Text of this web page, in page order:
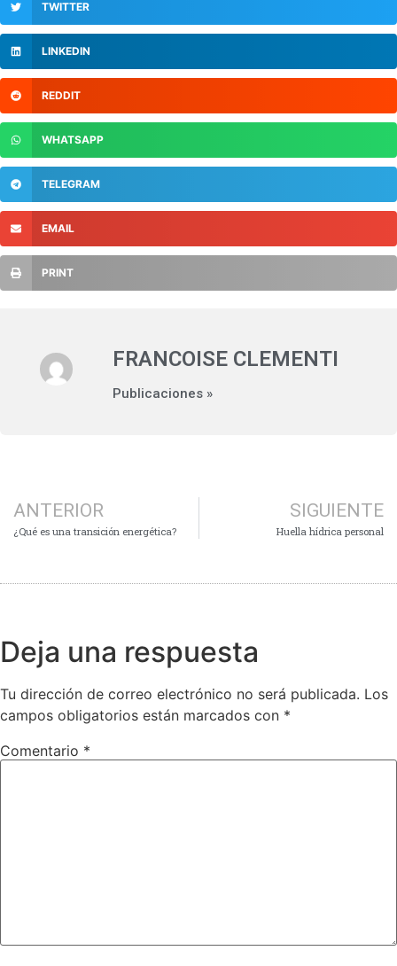
TWITTER
LINKEDIN
REDDIT
WHATSAPP
TELEGRAM
EMAIL
PRINT
FRANCOISE CLEMENTI
Publicaciones »
ANTERIOR
¿Qué es una transición energética?
SIGUIENTE
Huella hídrica personal
Deja una respuesta
Tu dirección de correo electrónico no será publicada. Los
campos obligatorios están marcados con *
Comentario *